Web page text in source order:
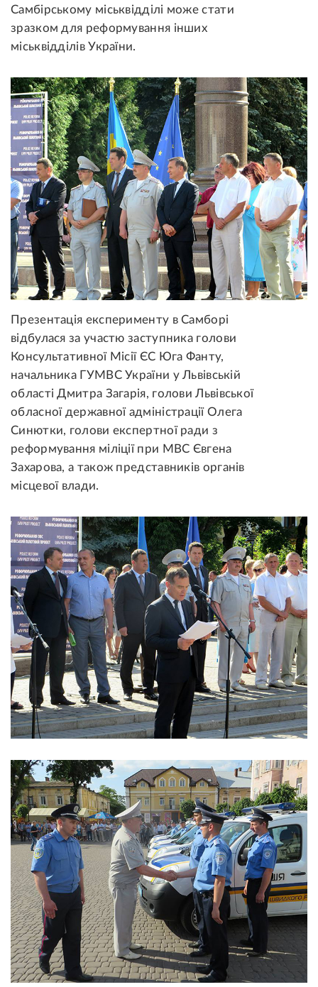
Самбірському міськвідділі може стати
зразком для реформування інших
міськвідділів України.
Презентація експерименту в Самборі
відбулася за участю заступника голови
Консультативної Місії ЄС Юга Фанту,
начальника ГУМВС України у Львівській
області Дмитра Загарія, голови Львівської
обласної державної адміністрації Олега
Синютки, голови експертної ради з
реформування міліції при МВС Євгена
Захарова, а також представників органів
місцевої влади.